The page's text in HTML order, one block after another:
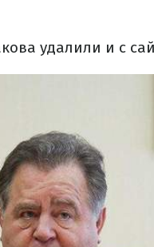
удалили и с